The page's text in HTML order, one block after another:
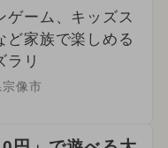
ゲーム、キッズス
ど家族で楽しめる
ラリ
像市